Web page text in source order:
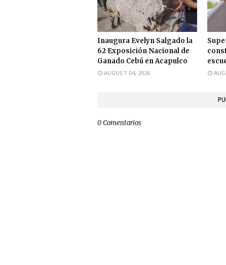
Inaugura Evelyn Salgado la
62 Exposición Nacional de
Ganado Cebú en Acapulco
AUGUST 04, 2026
0 Comentarios